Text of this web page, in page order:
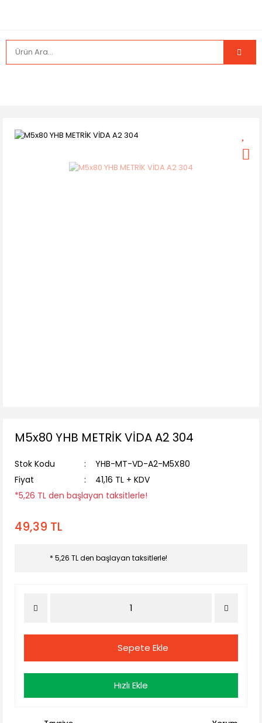
M5x80 YHB METRİK VİDA A2 304
Stok Kodu
YHB-MT-VD-A2-M5X80
Fiyat
41,16 TL + KDV
*5,26 TL den başlayan taksitlerle!
49,39 TL
* 5,26 TL den başlayan taksitlerle!
Sepete Ekle
Hızlı Ekle